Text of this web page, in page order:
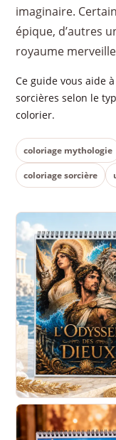
imaginaire.
épique, d’autres
royaume
Ce guide vous aide
sorcières selon le
colorier.
coloriage mythologie
coloriage sorcière